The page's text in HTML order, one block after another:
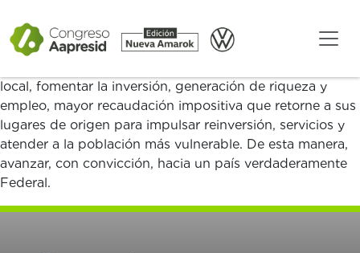
los ámbitos de la vida cotidiana, para hacer foco en
ideas madres que son clave para mejorar la calidad
local, fomentar la inversión, generación de riqueza y
empleo, mayor recaudación impositiva que retorne a sus
lugares de origen para impulsar reinversión, servicios y
atender a la población más vulnerable. De esta manera,
avanzar, con convicción, hacia un país verdaderamente
Federal.